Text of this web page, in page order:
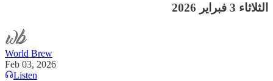
الثلاثاء 3 فبراير 2026
World Brew
Feb 03, 2026
Listen